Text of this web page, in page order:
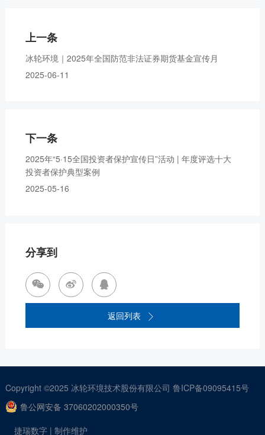
上一条
冰轮环境｜2025年全国防范非法证券期货基金宣传月
2025-06-11
下一条
2025年“5·15全国投资者保护宣传日”活动 | 年度评选十大
投资者保护典型案例
2025-05-16
分享到
  
返回列表 
Copyright ©2025 冰轮环境技术股份有限公司 鲁ICP备09095415号
鲁公网安备 37060202000350号
捷瑞数字| 制作维护